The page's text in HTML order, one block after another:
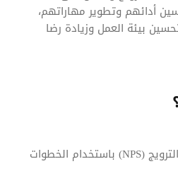
أدائهم وتطوير مهاراتهم،
بيئة العمل وزيادة رضا
يمكن حساب صافي نقاط الترويج (NPS) باستخدام الخطوات